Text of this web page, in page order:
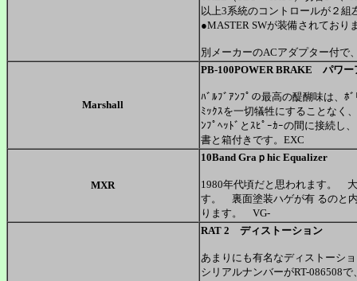
以上3系統のコントロールが２
●MASTER SWが装備されており
別メーカーのACアダプター付
Marshall
PB-100POWER BRAKE パワー
ﾊﾞﾙﾌﾞｱﾝﾌﾟの最高の醍醐味は、ﾎ
ﾐｯｸｽを一切犠牲にすることなく
ﾝﾌﾟﾍｯﾄﾞとｽﾋﾟｰｶｰの間に接続し
書と箱付きです。EXC
MXR
10Band Graｐhic Equalizer
1980年代頃だと思われます。
す。 裏面塗装ハゲが有 るのと
ります。 VG-
RAT 2 ディストーション
あまりにも有名なディストーシ
シリアルナンバーがRT-086508